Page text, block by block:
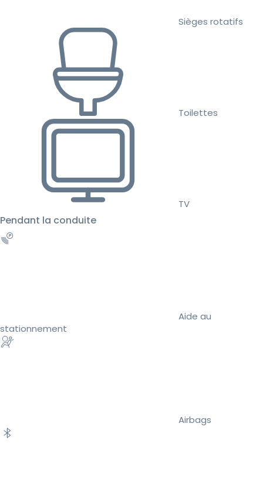
Sièges rotatifs
Toilettes
TV
Pendant la conduite
Aide au
stationnement
Airbags